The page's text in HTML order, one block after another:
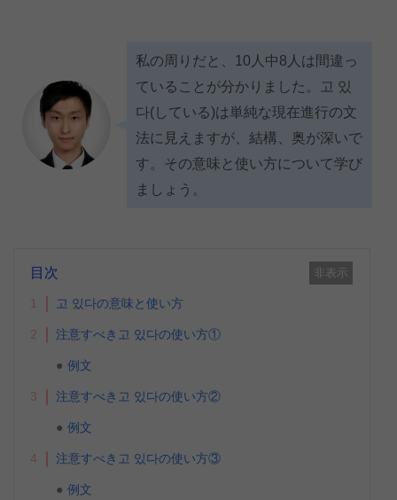
私の周りだと、10人中8人は間違っ
ていることが分かりました。고 있
다(している)は単純な現在進行の文
法に見えますが、結構、奥が深いで
す。その意味と使い方について学び
ましょう。
目次 非表示
1 고 있다の意味と使い方
2 注意すべき고 있다の使い方①
例文
3 注意すべき고 있다の使い方②
例文
4 注意すべき고 있다の使い方③
例文